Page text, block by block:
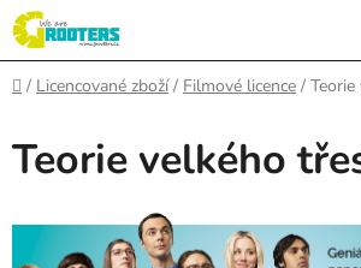
Přejít
na
obsah
Domů
/ Licencované zboží / Filmové licence /
Teorie velkého